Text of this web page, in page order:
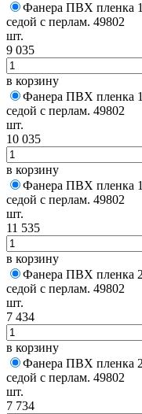
Фанера ПВХ пленка 1
седой с перлам. 49802
шт.
9 035
в корзину
Фанера ПВХ пленка 1
седой с перлам. 49802
шт.
10 035
в корзину
Фанера ПВХ пленка 1
седой с перлам. 49802
шт.
11 535
в корзину
Фанера ПВХ пленка
седой с перлам. 49802
шт.
7 434
в корзину
Фанера ПВХ пленка
седой с перлам. 49802
шт.
7 734